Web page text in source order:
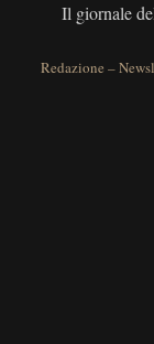
Il giornale
Redazione –